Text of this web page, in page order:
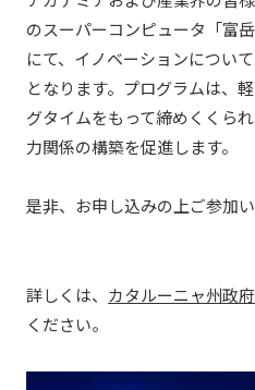
のスーパーコンピュータ「富
にて、イノベーションについ
となります。プログラムは、
グタイムをもって締めくくら
力関係の構築を促進します。
是非、お申し込みの上ご参加
詳しくは、 カタルーニャ州政
ください。